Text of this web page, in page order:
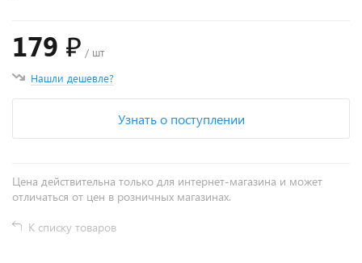
179 ₽ / шт
Нашли дешевле?
Узнать о поступлении
Цена действительна только для интернет-магазина и может
отличаться от цен в розничных магазинах.
К списку товаров